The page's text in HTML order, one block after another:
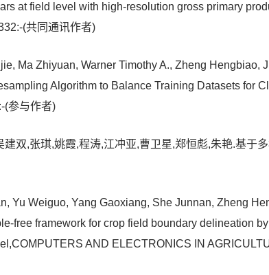
at field level with high-resolution gross primary
(共同通讯作者)
Ma Zhiyuan, Warner Timothy A., Zheng
Algorithm to Balance Training Datasets for
(参与作者)
建双,张琪,姚霞,程涛,江冲亚,曹卫星,郑恒彪,朱艳.基
Yu Weiguo, Yang Gaoxiang, She Junnan, Zheng
free framework for crop field boundary delineation
AND ELECTRONICS IN